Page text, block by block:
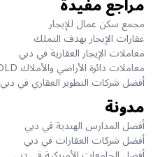
مراجع مفيدة
مجمع سكن عمال للإيجار
عقارات الإيجار بهدف التملك
معاملات الإيجار العقارية في دبي
معاملات دائرة الأراضي والأملاك DLD يومياً
أفضل شركات التطوير العقاري في دبي
مدونة
أفضل المدارس الهندية في دبي
أفضل شركات العقارات في دبي